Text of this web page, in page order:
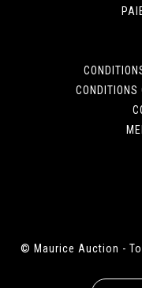
CONDITIONS
© Maurice Auction -